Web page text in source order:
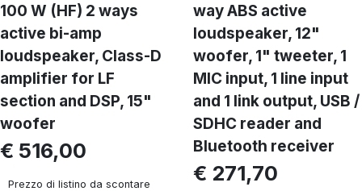
100 W (HF) 2 ways
active bi-amp
loudspeaker, Class-D
amplifier for LF
section and DSP, 15"
woofer
€ 516,00
Prezzo di listino da scontare
way ABS active
loudspeaker, 12"
woofer, 1" tweeter, 1
MIC input, 1 line input
and 1 link output, USB /
SDHC reader and
Bluetooth receiver
€ 271,70